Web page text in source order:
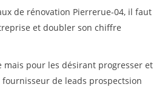
de rénovation Pierrerue-04, il faut
et doubler son chiffre
pour les désirant progresser et
de leads prospectsion